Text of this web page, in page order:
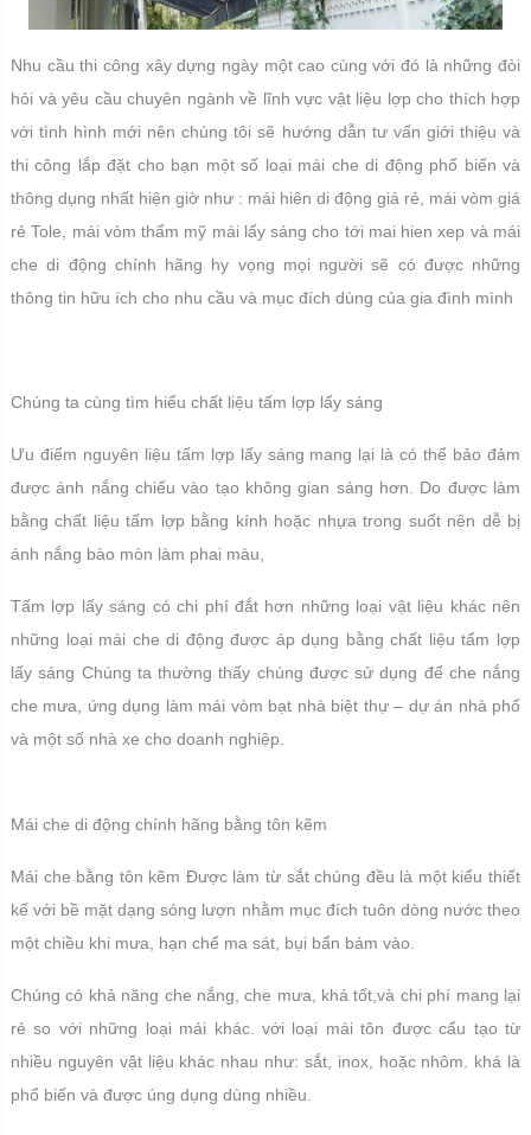
Nhu cầu thi công xây dựng ngày một cao cùng với đó là những đòi
hỏi và yêu cầu chuyên ngành về lĩnh vực vật liệu lợp cho thích hợp
với tình hình mới nên chúng tôi sẽ hướng dẫn tư vấn giới thiệu và
thi công lắp đặt cho bạn một số loại mái che di động phổ biến và
thông dụng nhất hiện giờ như : mái hiên di động giá rẻ, mái vòm giá
rẻ Tole, mái vòm thẩm mỹ mái lấy sáng cho tới mai hien xep và mái
che di động chính hãng hy vọng mọi người sẽ có được những
thông tin hữu ích cho nhu cầu và mục đích dùng của gia đình mình
Chúng ta cùng tìm hiểu chất liệu tấm lợp lấy sáng
Ưu điểm nguyên liệu tấm lợp lấy sáng mang lại là có thể bảo đảm
được ánh nắng chiếu vào tạo không gian sáng hơn. Do được làm
bằng chất liệu tấm lợp bằng kính hoặc nhựa trong suốt nên dễ bị
ánh nắng bào mòn làm phai màu,
Tấm lợp lấy sáng có chi phí đắt hơn những loại vật liệu khác nên
những loại mái che di động được áp dụng bằng chất liệu tấm lợp
lấy sáng Chúng ta thường thấy chúng được sử dụng để che nắng
che mưa, ứng dụng làm mái vòm bạt nhà biệt thự – dự án nhà phố
và một số nhà xe cho doanh nghiệp.
Mái che di động chính hãng bằng tôn kẽm
Mái che bằng tôn kẽm Được làm từ sắt chúng đều là một kiểu thiết
kế với bề mặt dạng sóng lượn nhằm mục đích tuôn dòng nước theo
một chiều khi mưa, hạn chế ma sát, bụi bẩn bám vào.
Chúng có khả năng che nắng, che mưa, khá tốt,và chi phí mang lại
rẻ so với những loại mái khác. với loại mái tôn được cấu tạo từ
nhiều nguyên vật liệu khác nhau như: sắt, inox, hoặc nhôm. khá là
phổ biến và được úng dụng dùng nhiều.